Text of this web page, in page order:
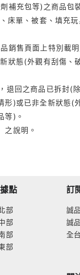
補充包等)之商品包
單、被套、填充
銷售頁面上特別載
狀態(外觀有刮傷
退回之商品已拆封(
)或已非全新狀態
等)。
說明。
點
部
部
部
部
訂
誠
誠
全